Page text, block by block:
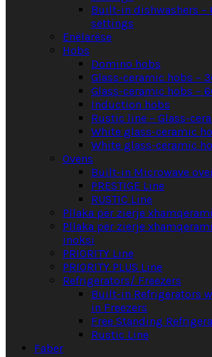
Built-in dishwashers –
settings
Enëlarëse
Hobs
Domino hobs
Glass-ceramic hobs –
Glass-ceramic hobs –
Induction hobs
Rustic line – Glass-
White glass-ceramic
White glass-ceramic
Ovens
Built-in Microwave
PRESTIGE Line
RUSTIC Line
Pllaka për zierje
Pllaka për zierje
inoksi
PRIORITY Line
PRIORITY PLUS Line
Refrigerators/ Freezers
Built-in Refrigerators
in Freezers
Free Standing
Rustic Line
Faber